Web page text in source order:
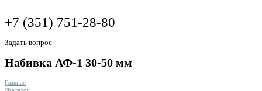
+7 (351) 751-28-80
Задать вопрос
Набивка АФ-1 30-50 мм
Главная